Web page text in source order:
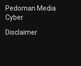
Pedoman Media
Cyber
Disclaimer